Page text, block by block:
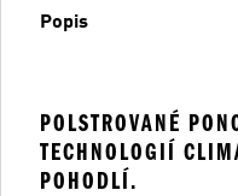
Popis
POLSTROVANÉ
TECHNOLOGIÍ
POHODLÍ.